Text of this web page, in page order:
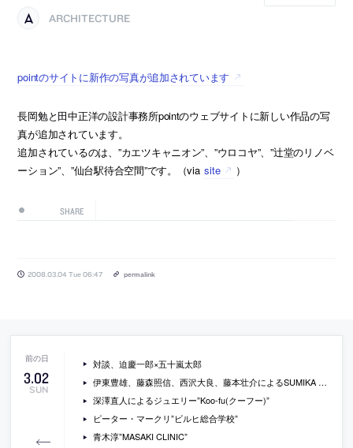
ARCHITECTURE
pointのサイトに新作の写真が追加されています
長岡勉と田中正洋の設計事務所pointのウェブサイトに新しい作品の写
真が追加されています。
追加されているのは、”カエツキャニオン”、”ウロコヤ”、”辻堂のリノベ
ーション”、”仙台駅待合空間”です。（via site ）
SHARE
2008.03.04 Tue 06:47 permalink
3.02
SUN
対談、迫慶一郎×五十嵐太郎
伊東豊雄、藤森照信、西沢大良、藤本壮介によるSUMIKA Project
深澤直人によるジュエリー”Koo-fu(クーフー)”
ピーター・マークリ”ビルヒ総合学校”
青木淳”MASAKI CLINIC”